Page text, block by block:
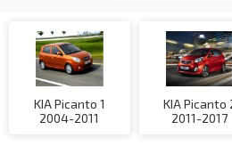
KIA Picanto 1
2004-2011
KIA Picanto
2011-2017